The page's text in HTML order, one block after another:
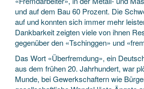
und auf dem Bau 60 Prozent. Die
auf und konnten sich immer mehr
Dankbarkeit zeigten viele von ihnen
gegenüber den «Tschinggen» und
Das Wort «Überfremdung», ein
aus dem frühen 20. Jahrhundert, war
Munde, bei Gewerkschaftern wie